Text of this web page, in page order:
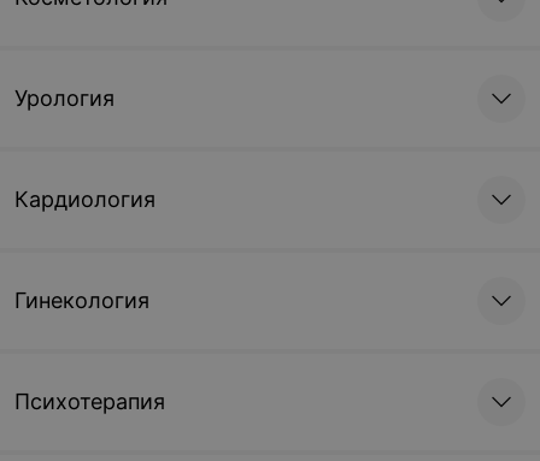
Урология
Кардиология
Гинекология
Психотерапия